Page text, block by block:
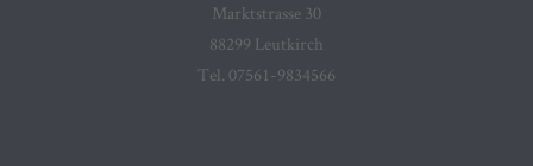
Marktstrasse 30
88299 Leutkirch
Tel. 07561-9834566